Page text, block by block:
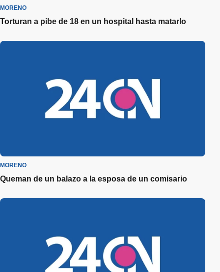
MORENO
Torturan a pibe de 18 en un hospital hasta matarlo
MORENO
Queman de un balazo a la esposa de un comisario